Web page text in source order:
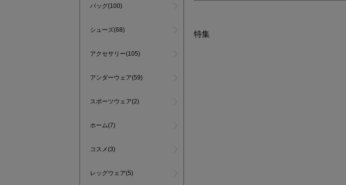
バッグ(100)
シューズ(68)
アクセサリー(105)
アンダーウェア(59)
スポーツウェア(2)
ホーム(7)
コスメ(3)
レッグウェア(5)
特集